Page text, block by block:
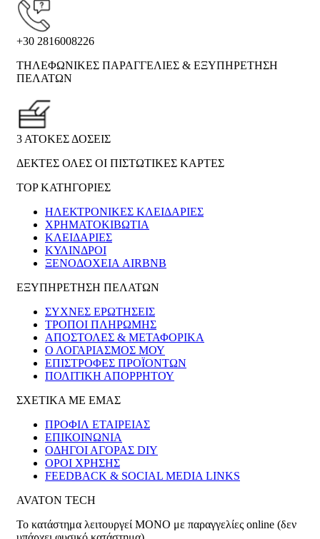
+30 2816008226
ΤΗΛΕΦΩΝΙΚΕΣ ΠΑΡΑΓΓΕΛΙΕΣ & ΕΞΥΠΗΡΕΤΗΣΗ
ΠΕΛΑΤΩΝ
3 ΑΤΟΚΕΣ ΔΟΣΕΙΣ
ΔΕΚΤΕΣ ΟΛΕΣ ΟΙ ΠΙΣΤΩΤΙΚΕΣ ΚΑΡΤΕΣ
TOP ΚΑΤΗΓΟΡΙΕΣ
ΗΛΕΚΤΡΟΝΙΚΈΣ ΚΛΕΙΔΑΡΙΈΣ
ΧΡΗΜΑΤΟΚΙΒΏΤΙΑ
ΚΛΕΙΔΑΡΙΈΣ
ΚΎΛΙΝΔΡΟΙ
ΞΕΝΟΔΟΧΕΊΑ AIRBNB
ΕΞΥΠΗΡΕΤΗΣΗ ΠΕΛΑΤΩΝ
ΣΥΧΝΕΣ ΕΡΩΤΗΣΕΙΣ
ΤΡΟΠΟΙ ΠΛΗΡΩΜΗΣ
ΑΠΟΣΤΟΛΕΣ & ΜΕΤΑΦΟΡΙΚΑ
Ο ΛΟΓΑΡΙΑΣΜΟΣ ΜΟΥ
ΕΠΙΣΤΡΟΦΕΣ ΠΡΟΪΟΝΤΩΝ
ΠΟΛΙΤΙΚΗ ΑΠΟΡΡΗΤΟΥ
ΣΧΕΤΙΚΑ ΜΕ ΕΜΑΣ
ΠΡΟΦΙΛ ΕΤΑΙΡΕΙΑΣ
ΕΠΙΚΟΙΝΩΝΙΑ
ΟΔΗΓΟΙ ΑΓΟΡΑΣ DIY
ΟΡΟΙ ΧΡΗΣΗΣ
FEEDBACK & SOCIAL MEDIA LINKS
AVATON TECH
Το κατάστημα λειτουργεί ΜΟΝΟ με παραγγελίες online (δεν